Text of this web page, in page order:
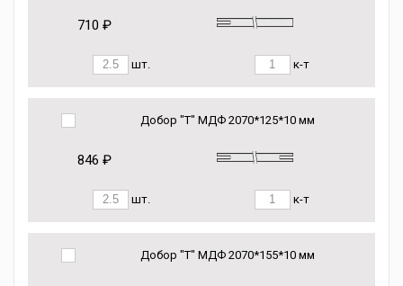
710 ₽
шт. к-т
Добор "Т" МДФ 2070*125*10 мм
846 ₽
шт. к-т
Добор "Т" МДФ 2070*155*10 мм